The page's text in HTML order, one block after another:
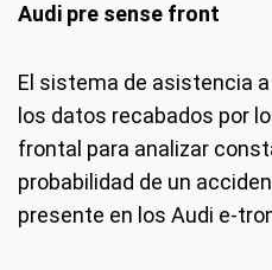
Audi pre sense front
El sistema de asistencia
los datos recabados por
frontal para analizar
probabilidad de un
presente en los Audi e-